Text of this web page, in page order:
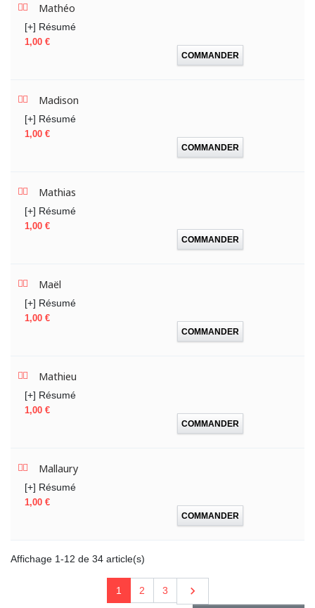
Mathéo
[+] Résumé
Prix
1,00 €
COMMANDER
Madison
[+] Résumé
Prix
1,00 €
COMMANDER
Mathias
[+] Résumé
Prix
1,00 €
COMMANDER
Maël
[+] Résumé
Prix
1,00 €
COMMANDER
Mathieu
[+] Résumé
Prix
1,00 €
COMMANDER
Mallaury
[+] Résumé
Prix
1,00 €
COMMANDER
Affichage 1-12 de 34 article(s)
1 2 3 Suivant
